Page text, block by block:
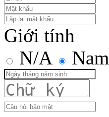
Giới tính
N/A
Nam